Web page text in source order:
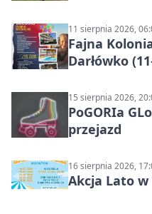
11 sierpnia 2026,
Fajna
Darłówko
15 sierpnia 2026,
PoGORIa
przejazd
16 sierpnia 2026,
Akcja Lato w